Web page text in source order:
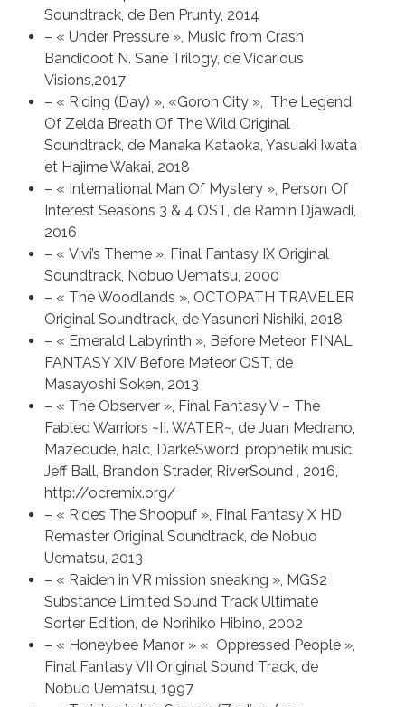
Soundtrack, de Ben Prunty, 2014
– « Under Pressure », Music from Crash
Bandicoot N. Sane Trilogy, de Vicarious
Visions,2017
– « Riding (Day) », «Goron City », The Legend
Of Zelda Breath Of The Wild Original
Soundtrack, de Manaka Kataoka, Yasuaki Iwata
et Hajime Wakai, 2018
– « International Man Of Mystery », Person Of
Interest Seasons 3 & 4 OST, de Ramin Djawadi,
2016
– « Vivi’s Theme », Final Fantasy IX Original
Soundtrack, Nobuo Uematsu, 2000
– « The Woodlands », OCTOPATH TRAVELER
Original Soundtrack, de Yasunori Nishiki, 2018
– « Emerald Labyrinth », Before Meteor FINAL
FANTASY XIV Before Meteor OST, de
Masayoshi Soken, 2013
– « The Observer », Final Fantasy V – The
Fabled Warriors ~II. WATER~, de Juan Medrano,
Mazedude, halc, DarkeSword, prophetik music,
Jeff Ball, Brandon Strader, RiverSound , 2016,
http://ocremix.org/
– « Rides The Shoopuf », Final Fantasy X HD
Remaster Original Soundtrack, de Nobuo
Uematsu, 2013
– « Raiden in VR mission sneaking », MGS2
Substance Limited Sound Track Ultimate
Sorter Edition, de Norihiko Hibino, 2002
– « Honeybee Manor » « Oppressed People »,
Final Fantasy VII Original Sound Track, de
Nobuo Uematsu, 1997